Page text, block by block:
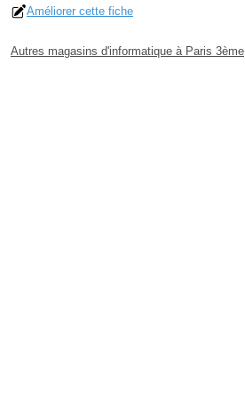
Améliorer cette fiche
Autres magasins d'informatique à Paris 3ème